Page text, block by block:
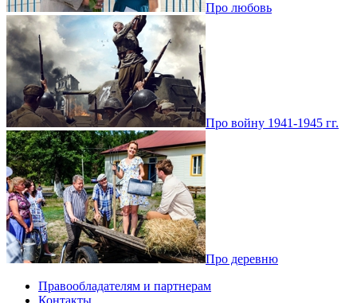
Про любовь
Про войну 1941-1945 гг.
Про деревню
Правообладателям и партнерам